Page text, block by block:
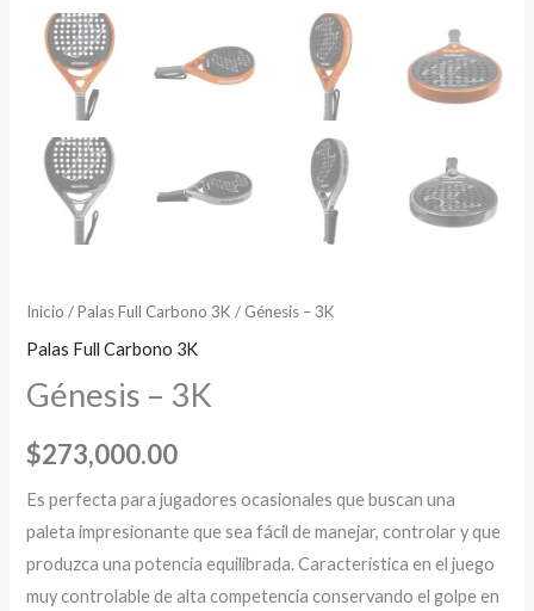
Inicio /Palas Full Carbono 3K / Génesis – 3K
Palas Full Carbono 3K
Génesis – 3K
$273,000.00
Es perfecta para jugadores ocasionales que buscan una
paleta impresionante que sea fácil de manejar, controlar y que
produzca una potencia equilibrada. Característica en el juego
muy controlable de alta competencia conservando el golpe en